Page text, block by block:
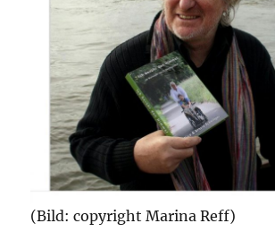
(Bild: copyright Marina Reff)